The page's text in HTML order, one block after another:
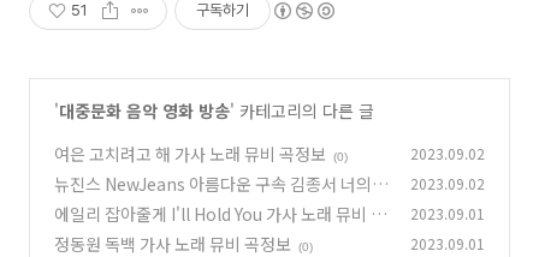
51 구독하기
'대중문화 음악 영화 방송' 카테고리의 다른 글
여은 고치려고 해 가사 노래 뮤비 곡정보
(0) 2023.09.02
뉴진스 NewJeans 아름다운 구속 김종서 너의
시간 속으로 OST 가사 노래 뮤비 곡정보
(0)
2023.09.02
에일리 잡아줄게 I'll Hold You 가사 노래 뮤비 곡
정보
(0)
2023.09.01
정동원 독백 가사 노래 뮤비 곡정보 (0) 2023.09.01